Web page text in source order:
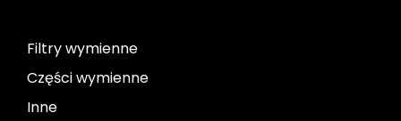
Filtry wymienne
Części wymienne
Inne